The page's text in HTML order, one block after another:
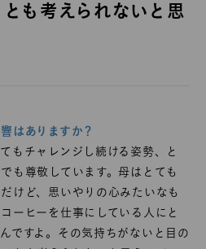
も考えられないと思
はありますか？
もチャレンジし続ける姿勢、と
も尊敬しています。母はとても
けど、思いやりの心みたいなも
ーヒーを仕事にしている人にと
ですよ。その気持ちがないと目の